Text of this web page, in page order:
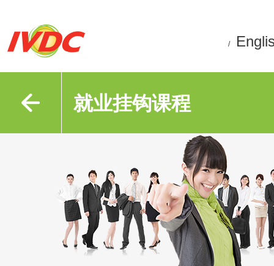
/
就业挂钩课程